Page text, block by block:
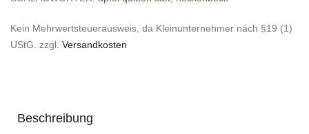
Kein Mehrwertsteuerausweis, da Kleinunternehmer nach §19 (1)
UStG. zzgl. Versandkosten
Beschreibung